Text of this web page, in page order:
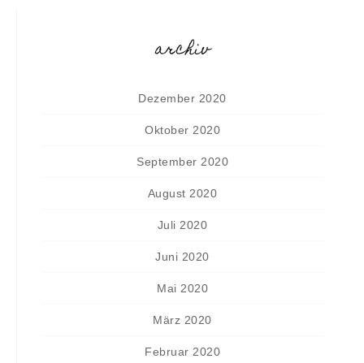
archiv
Dezember 2020
Oktober 2020
September 2020
August 2020
Juli 2020
Juni 2020
Mai 2020
März 2020
Februar 2020